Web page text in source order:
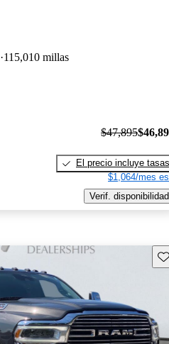
115,010 millas
$47,895
El precio incluye tasas
$1,064/mes
Verif. disponibilidad